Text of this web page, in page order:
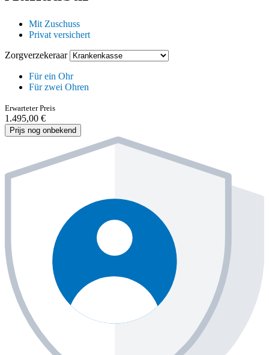
Mit Zuschuss
Privat versichert
Zorgverzekeraar
Für ein Ohr
Für zwei Ohren
Erwarteter Preis
1.495,00 €
Prijs nog onbekend